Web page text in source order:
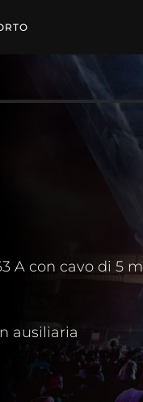
A con cavo di 5 m
ausiliaria